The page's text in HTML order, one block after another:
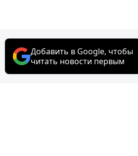
Добавить в Google, чтобы
читать новости первым